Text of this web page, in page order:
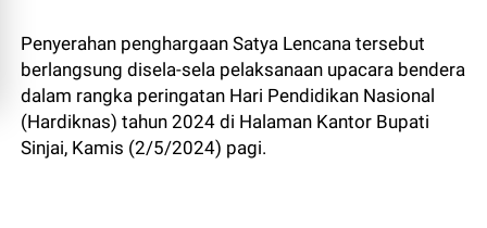
Penyerahan penghargaan Satya Lencana tersebut
berlangsung disela-sela pelaksanaan upacara bendera
dalam rangka peringatan Hari Pendidikan Nasional
(Hardiknas) tahun 2024 di Halaman Kantor Bupati
Sinjai, Kamis (2/5/2024) pagi.